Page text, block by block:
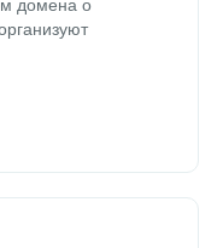
домена о